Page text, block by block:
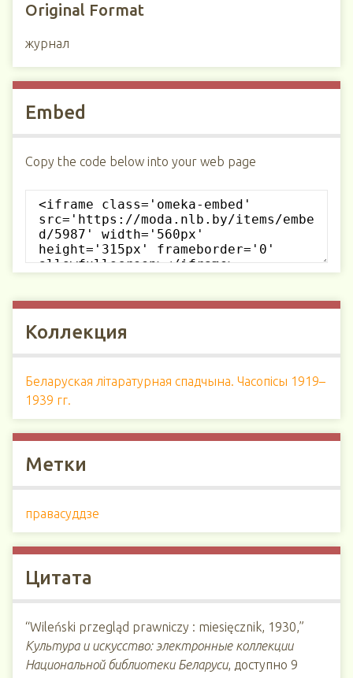
Original Format
журнал
Embed
Copy the code below into your web page
Коллекция
Беларуская літаратурная спадчына. Часопісы 1919–
1939 гг.
Метки
правасуддзе
Цитата
“Wileński przegląd prawniczy : miesięcznik, 1930,”
Культура и искусство: электронные коллекции
Национальной библиотеки Беларуси, доступно 9